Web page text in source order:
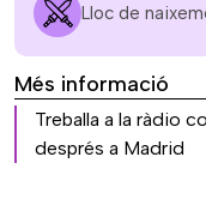
Lloc de
Més informació
Treballa a la ràdio
després a Madrid